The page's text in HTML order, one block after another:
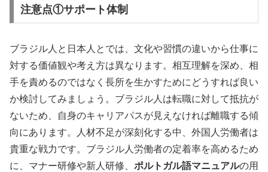
注意点①サポート体制
ブラジル人と日本人とでは、文化や習慣の違いから仕事に
対する価値観や考え方は異なります。相互理解を深め、相
手を責めるのではなく長所を生かすためにどうすれば良い
か検討してみましょう。ブラジル人は転職に対して抵抗が
ないため、自身のキャリアパスが見えなければ離職する傾
向にあります。人材不足が深刻化する中、外国人労働者は
貴重な戦力です。ブラジル人労働者の定着率を高めるため
に、マナー研修や新人研修、 ポルトガル語マニュアルの用